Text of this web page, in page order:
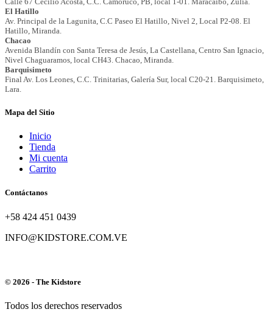
Mapa del Sitio
Inicio
Tienda
Mi cuenta
Carrito
Contáctanos
+58 424 451 0439
INFO@KIDSTORE.COM.VE
© 2026 - The Kidstore
Todos los derechos reservados